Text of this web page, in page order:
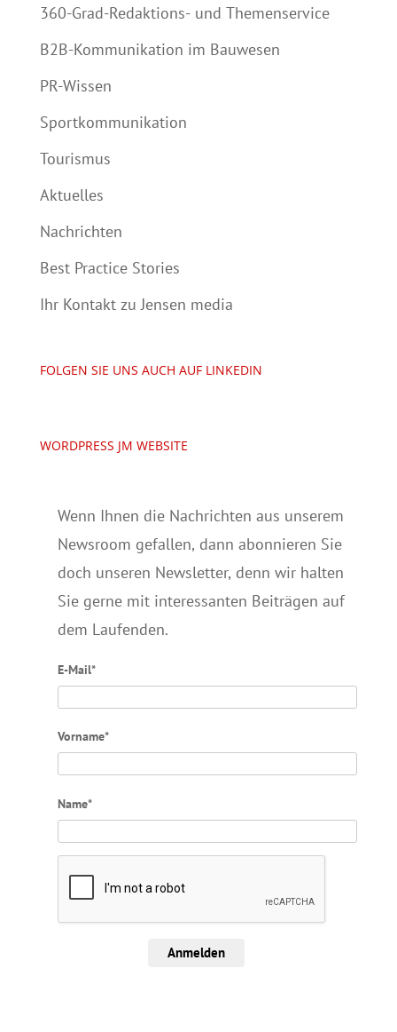
360-Grad-Redaktions- und Themenservice
B2B-Kommunikation im Bauwesen
PR-Wissen
Sportkommunikation
Tourismus
Aktuelles
Nachrichten
Best Practice Stories
Ihr Kontakt zu Jensen media
FOLGEN SIE UNS AUCH AUF LINKEDIN
WORDPRESS JM WEBSITE
Wenn Ihnen die Nachrichten aus unserem
Newsroom gefallen, dann abonnieren Sie
doch unseren Newsletter, denn wir halten
Sie gerne mit interessanten Beiträgen auf
dem Laufenden.
E-Mail*
Vorname*
Name*
Anmelden